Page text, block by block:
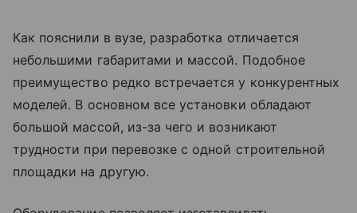
Как пояснили в вузе, разработка отличается
небольшими габаритами и массой. Подобное
преимущество редко встречается у конкурентных
моделей. В основном все установки обладают
большой массой, из-за чего и возникают
трудности при перевозке с одной строительной
площадки на другую.